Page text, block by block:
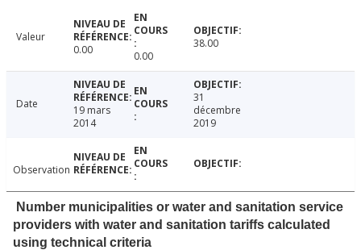
Valeur
0.00
0.00
38.00
Date
19 mars
2014
31
décembre
2019
Observation
Number municipalities or water and sanitation service
providers with water and sanitation tariffs calculated
using technical criteria